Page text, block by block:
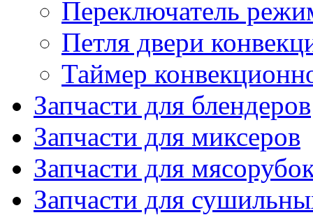
Переключатель
Петля двери
Таймер
Запчасти для блендеров
Запчасти для миксеров
Запчасти для
Запчасти для